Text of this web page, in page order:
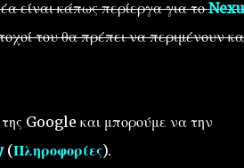
είναι κάπως περίεργα για το
του θα πρέπει να περιμένουν
Google και μπορούμε να την
(Πληροφορίες).